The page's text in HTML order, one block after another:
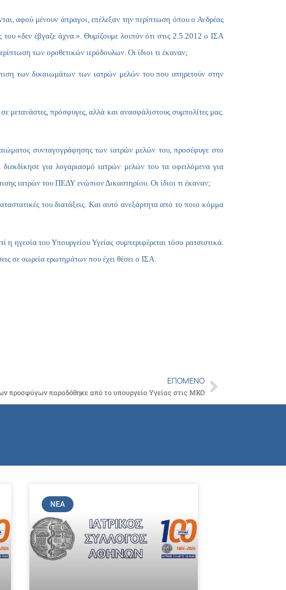
αφού μένουν άπραγοι, επέλεξαν την περίπτωση όπου ο Ανδρέας
του «δεν έβγαζε άχνα.». Θυμίζουμε λοιπόν ότι στις 2.5.2012 ο ΙΣΑ
των οροθετικών ιερόδουλων. Οι ίδιοι τι έκαναν;
των δικαιωμάτων των ιατρών μελών του που υπηρετούν στην
μετανάστες, πρόσφυγες, αλλά και ανασφάλιστους συμπολίτες μας.
συνταγογράφησης των ιατρών μελών του, προσέφυγε στο
για λογαριασμό ιατρών μελών του τα οφειλόμενα για
ιατρών του ΠΕΔΥ ενώπιον Δικαστηρίου. Οι ίδιοι τι έκαναν;
του διατάξεις. Και αυτό ανεξάρτητα από το ποιο κόμμα
η ηγεσία του Υπουργείου Υγείας συμπεριφέρεται τόσο ρατσιστικά.
σε σωρεία ερωτημάτων που έχει θέσει ο ΙΣΑ.
ΕΠΌΜΕΝΟ
προσφύγων παραδόθηκε από το υπουργείο Υγείας στις ΜΚΟNext
ΝΈΑ